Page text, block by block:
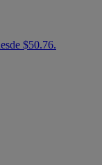
$50.76.